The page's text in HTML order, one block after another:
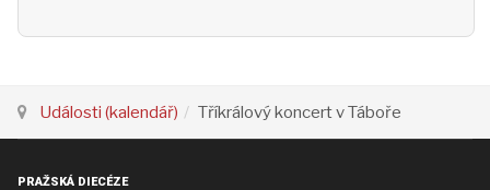
Události (kalendář) Tříkrálový koncert v Táboře
PRAŽSKÁ DIECÉZE